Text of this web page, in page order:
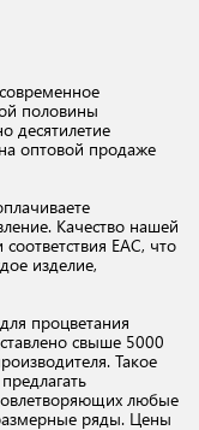
половины
десятилетие
оптовой продаже
Качество нашей
EAC, что
изделие,
процветания
свыше 5000
Такое
любые
ряды. Цены